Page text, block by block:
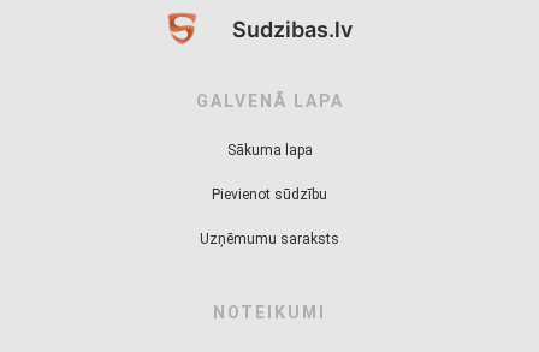
Sudzibas.lv
GALVENĀ LAPA
Sākuma lapa
Pievienot sūdzību
Uzņēmumu saraksts
NOTEIKUMI